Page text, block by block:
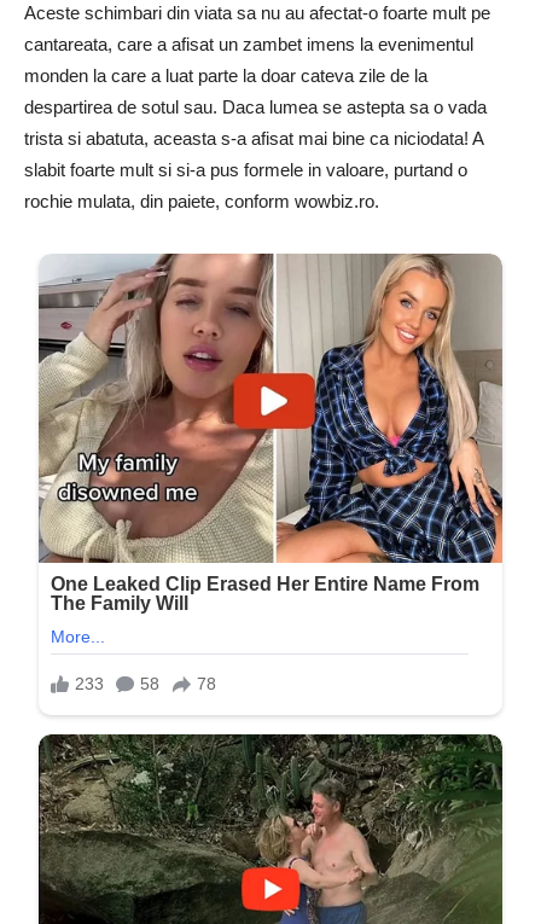
Aceste schimbari din viata sa nu au afectat-o foarte mult pe
cantareata, care a afisat un zambet imens la evenimentul
monden la care a luat parte la doar cateva zile de la
despartirea de sotul sau. Daca lumea se astepta sa o vada
trista si abatuta, aceasta s-a afisat mai bine ca niciodata! A
slabit foarte mult si si-a pus formele in valoare, purtand o
rochie mulata, din paiete, conform wowbiz.ro.